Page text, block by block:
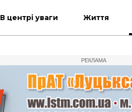
В центрі уваги Життя
РЕКЛАМА